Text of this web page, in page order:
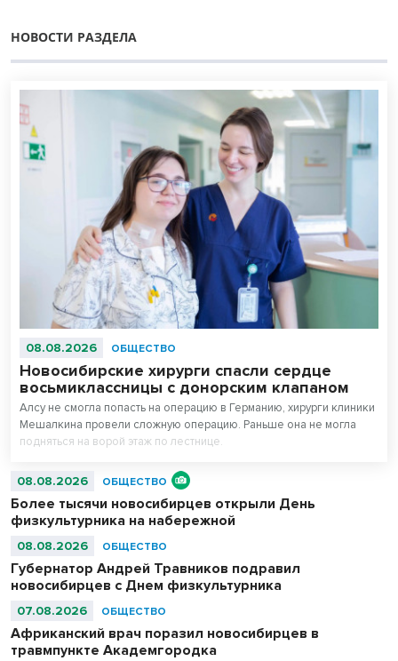
НОВОСТИ РАЗДЕЛА
08.08.2026 ОБЩЕСТВО
Новосибирские хирурги спасли сердце
восьмиклассницы с донорским клапаном
Алсу не смогла попасть на операцию в Германию, хирурги клиники
Мешалкина провели сложную операцию. Раньше она не могла
подняться на ворой этаж по лестнице.
08.08.2026 ОБЩЕСТВО
Более тысячи новосибирцев открыли День
физкультурника на набережной
08.08.2026 ОБЩЕСТВО
Губернатор Андрей Травников подравил
новосибирцев с Днем физкультурника
07.08.2026 ОБЩЕСТВО
Африканский врач поразил новосибирцев в
травмпункте Академгородка